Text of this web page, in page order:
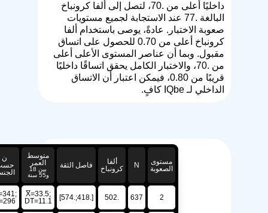
داخليًا أعلى من .70، لتصل إلى ألفا كرونباخ
البالغة .77 عند الاستجابة لجميع مستويات
صعوبة الاختبار. عادةً، يوصى باستخدام ألفا
كرونباخ أعلى من 0.70 للحصول على اتساق
مقبول. وبما أن عناصر المستوى الأعلى أعلى
من .70، والاختبار الكامل يحقق اتساقًا داخليًا
قريبًا من 0.80، فيمكن اعتبار أن الاتساق
الداخلي لـ IQbe كافٍ.
مستوى
الصعوبة
N
كرونباخ
فاصل الثقة
متوسط
العمر
بين 18
حسب
الجنس
.502
[.418;.574]
X̅=33.5;
DT=11.1
M=341;
H=296